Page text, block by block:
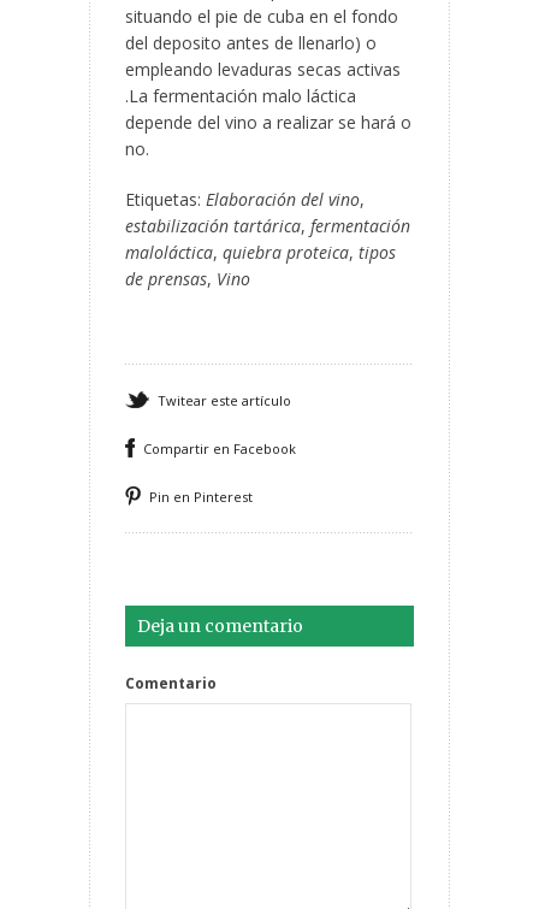
situando el pie de cuba en el fondo
del deposito antes de llenarlo) o
empleando levaduras secas activas
.La fermentación malo láctica
depende del vino a realizar se hará o
no.
Etiquetas: Elaboración del vino,
estabilización tartárica, fermentación
maloláctica, quiebra proteica, tipos
de prensas, Vino
Twitear este artículo
Compartir en Facebook
Pin en Pinterest
Deja un comentario
Comentario